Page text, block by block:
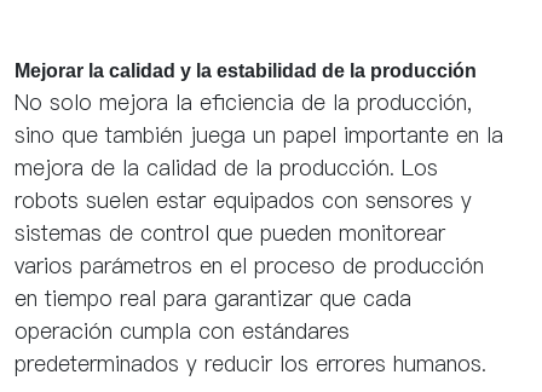
Mejorar la calidad y la estabilidad de la producción
No solo mejora la eficiencia de la producción,
sino que también juega un papel importante en la
mejora de la calidad de la producción. Los
robots suelen estar equipados con sensores y
sistemas de control que pueden monitorear
varios parámetros en el proceso de producción
en tiempo real para garantizar que cada
operación cumpla con estándares
predeterminados y reducir los errores humanos.